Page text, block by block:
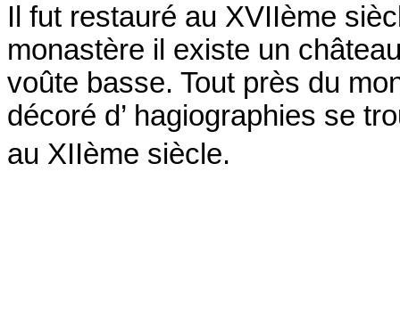
Il fut restauré au XVIIème
monastère il existe un
voûte basse. Tout près du
décoré d’ hagiographies se
au XIIème siècle.